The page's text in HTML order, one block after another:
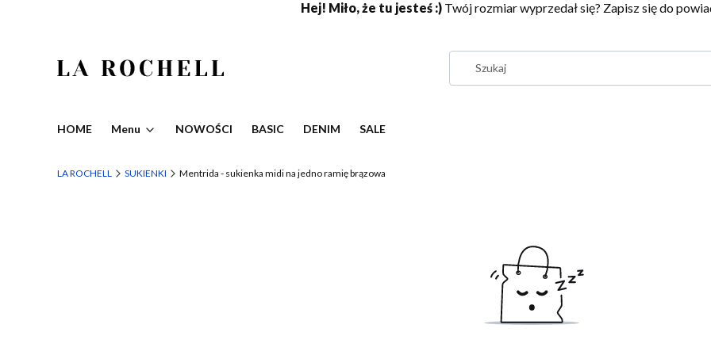
Hej! Miło, że tu jesteś :) Twój rozmiar wyprzedał się? Zapisz się do
HOME Menu NOWOŚCI BASIC DENIM SALE
LA ROCHELL SUKIENKI Mentrida - sukienka midi na jedno ramię brązowa